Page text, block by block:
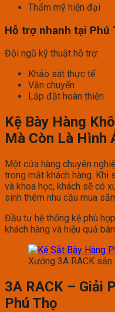
Thẩm mỹ hiện đại
Hỗ trợ nhanh tại Phú
Đội ngũ kỹ thuật hỗ trợ:
Khảo sát thực tế
Vận chuyển
Lắp đặt hoàn thiện
Kệ Bày Hàng
Mà Còn Là Hình
Một cửa hàng chuyên
trong mắt khách hàng.
và khoa học, khách sẽ có
sinh thêm nhu cầu mua
Đầu tư hệ thống kệ phù
khách hàng và hiệu quả
Xưởng 3A RACK
3A RACK – Giải
Phú Thọ